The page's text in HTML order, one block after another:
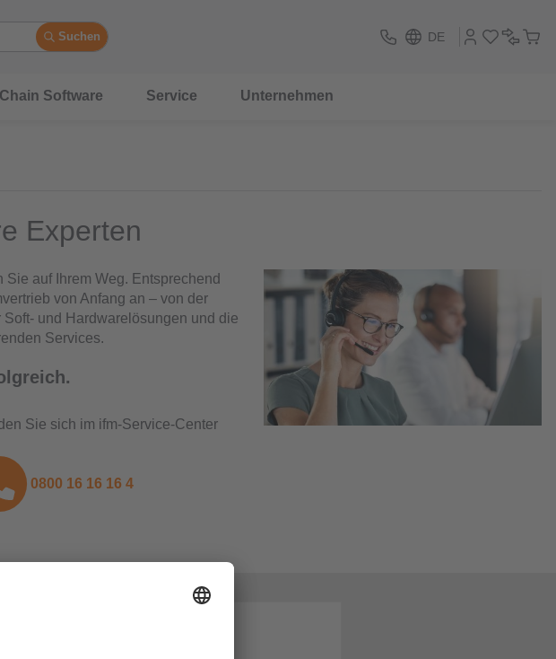
Suchen DE
Software Service Unternehmen
Experten
auf Ihrem Weg. Entsprechend
von Anfang an – von der
und Hardwarelösungen und die
Services.
Sie sich im ifm-Service-Center
0800 16 16 16 4